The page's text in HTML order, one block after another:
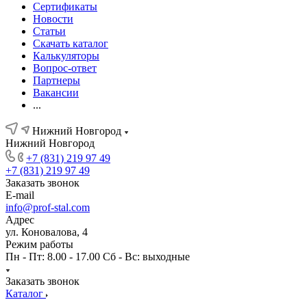
Сертификаты
Новости
Статьи
Скачать каталог
Калькуляторы
Вопрос-ответ
Партнеры
Вакансии
...
Нижний Новгород
Нижний Новгород
+7 (831) 219 97 49
+7 (831) 219 97 49
Заказать звонок
E-mail
info@prof-stal.com
Адрес
ул. Коновалова, 4
Режим работы
Пн - Пт: 8.00 - 17.00 Сб - Вс: выходные
Заказать звонок
Каталог